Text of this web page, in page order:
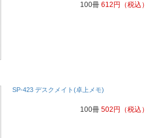
100冊 612 円 （税込）
SP-423 デスクメイト(卓上メモ)
100冊 502 円 （税込）